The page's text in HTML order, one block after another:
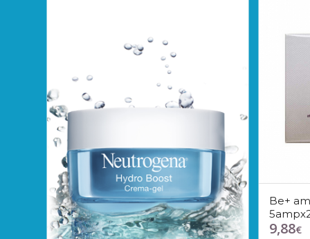
Be+
9,88€